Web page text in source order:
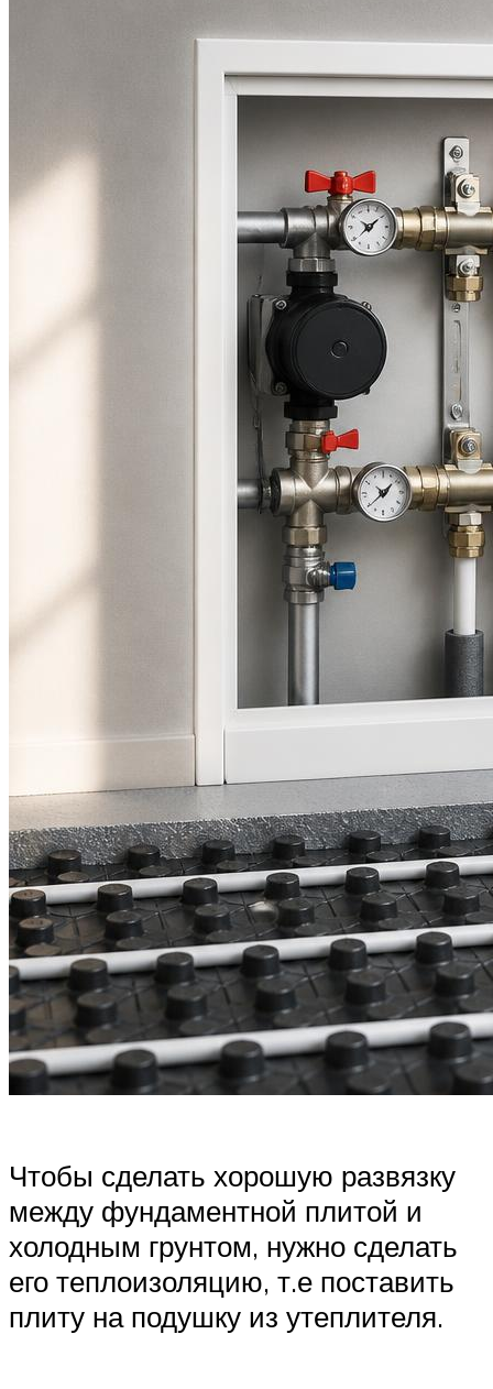
Чтобы сделать хорошую развязку
между фундаментной плитой и
холодным грунтом, нужно сделать
его теплоизоляцию, т.е поставить
плиту на подушку из утеплителя.